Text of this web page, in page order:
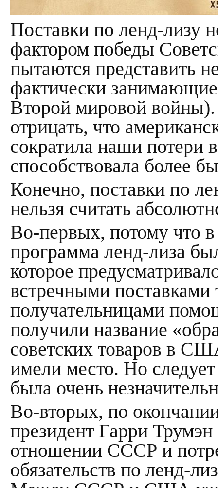
Поставки по ленд-лизу
фактором победы
пытаются представить
фактически
Второй мировой войны).
отрицать, что
сократила наши потери
способствовала более
Конечно, поставки по
нельзя считать
Во-первых, потому что
программа ленд-лиза
которое
встречными поставками
получательницами
получили название
советских товаров в
имели место. Но
была очень
Во-вторых, по
президент Гарри
отношении СССР и
обязательств по ленд-